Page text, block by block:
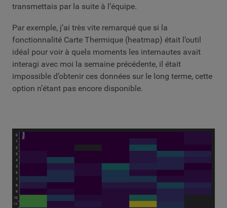
transmettais par la suite à l’équipe.
Par exemple, j’ai très vite remarqué que si la
fonctionnalité Carte Thermique (heatmap) était l’outil
idéal pour voir à quels moments les internautes avait
interagi avec moi la semaine précédente, il était
impossible d’obtenir ces données sur le long terme, cette
option n’étant pas encore disponible.